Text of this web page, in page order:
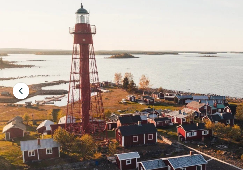
Föregående
bild